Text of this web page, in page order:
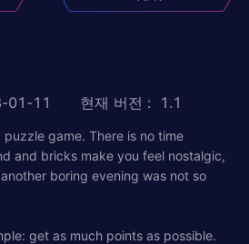
01-11 현재 버전 : 1.1
game. There is no time
and bricks make you feel nostalgic,
boring evening was not so
get as much points as possible.